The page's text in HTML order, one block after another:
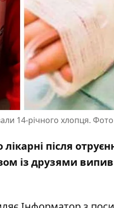
14-річного хлопця.
після
із друзями